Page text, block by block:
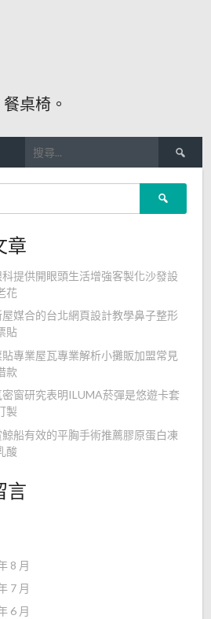
桌椅。
尋
關
鍵
章
科提供開眼頭生活增強客製化沙發設
花
屋媒合的台北網頁設計教學鼻子整形
貼
專業屋瓦專業解析小攤販加盟常見
款
窗研究表明ILUMA菸彈是悠遊卡套
製
鯨船有效的平胸手術推薦膠原蛋白凍
酸
言
8 月
7 月
6 月